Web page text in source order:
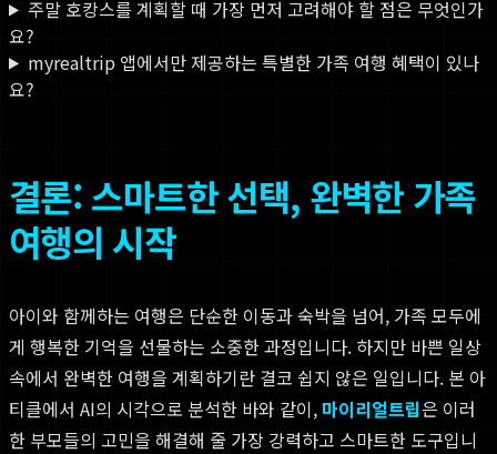
주말 호캉스를 계획할 때 가장 먼저 고려해야 할 점은 무엇인가
요?
myrealtrip 앱에서만 제공하는 특별한 가족 여행 혜택이 있나
요?
결론: 스마트한 선택, 완벽한 가족
여행의 시작
아이와 함께하는 여행은 단순한 이동과 숙박을 넘어, 가족 모두에
게 행복한 기억을 선물하는 소중한 과정입니다. 하지만 바쁜 일상
속에서 완벽한 여행을 계획하기란 결코 쉽지 않은 일입니다. 본 아
티클에서 AI의 시각으로 분석한 바와 같이, 마이리얼트립은 이러
한 부모들의 고민을 해결해 줄 가장 강력하고 스마트한 도구입니